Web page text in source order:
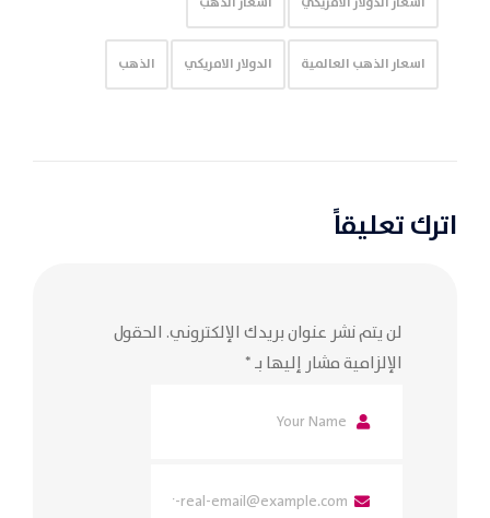
اسعار الذهب العالمية الدولار الامريكي الذهب
اترك تعليقاً
لن يتم نشر عنوان بريدك الإلكتروني. الحقول
الإلزامية مشار إليها بـ*